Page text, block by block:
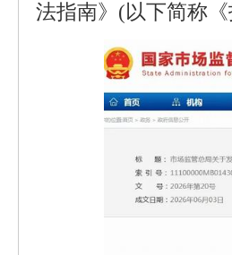
法指南》(以下简称